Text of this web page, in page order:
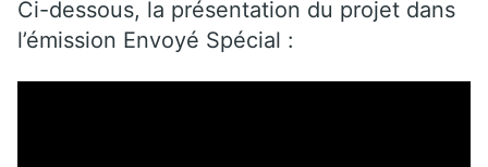
Ci-dessous, la présentation du projet dans
l’émission Envoyé Spécial :